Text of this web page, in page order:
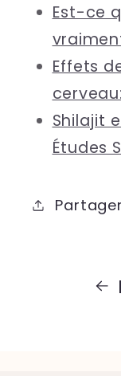
Est-ce
Effets
Shilajit
Études